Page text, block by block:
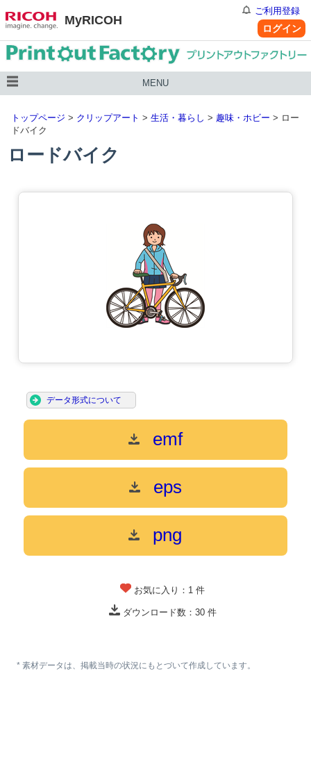
MyRICOH
ご利用登録
ログイン
MENU
トップページ > クリップアート > 生活・暮らし > 趣味・ホビー > ロー
ドバイク
ロードバイク
データ形式について
emf
eps
png
お気に入り： 1 件
ダウンロード数： 30件
* 素材データは、掲載当時の状況にもとづいて作成しています。